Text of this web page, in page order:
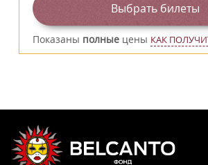
Выбрать билеты
Показаны полные цены КАК